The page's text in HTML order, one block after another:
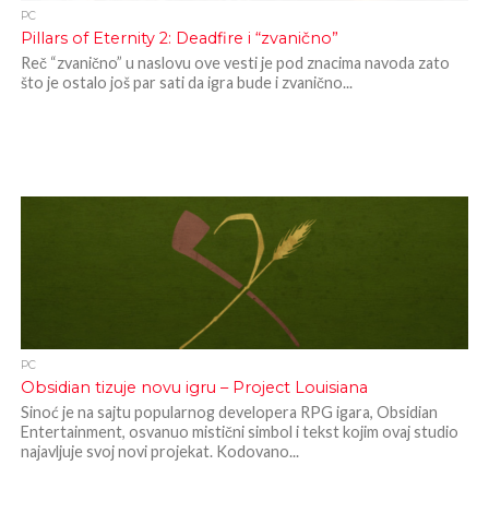
PC
Pillars of Eternity 2: Deadfire i “zvanično”
Reč “zvanično” u naslovu ove vesti je pod znacima navoda zato
što je ostalo još par sati da igra bude i zvanično...
PC
Obsidian tizuje novu igru – Project Louisiana
Sinoć je na sajtu popularnog developera RPG igara, Obsidian
Entertainment, osvanuo mistični simbol i tekst kojim ovaj studio
najavljuje svoj novi projekat. Kodovano...